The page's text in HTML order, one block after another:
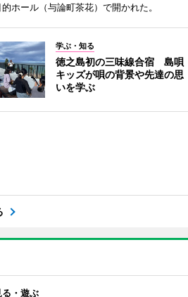
的ホール（与論町茶花）で開かれた。
学ぶ・知る
徳之島初の三味線合宿 島唄
キッズが唄の背景や先達の思
いを学ぶ
る・遊ぶ